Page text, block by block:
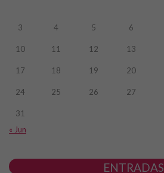
3 4 5 6
10 11 12 13
17 18 19 20
24 25 26 27
31
« Jun
ENTRADAS